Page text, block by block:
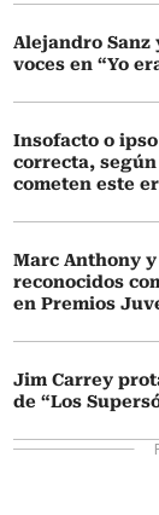
Alejandro Sanz
voces en “Yo
Insofacto o
correcta, según
cometen este
Marc Anthony
reconocidos
en Premios
Jim Carrey
de “Los